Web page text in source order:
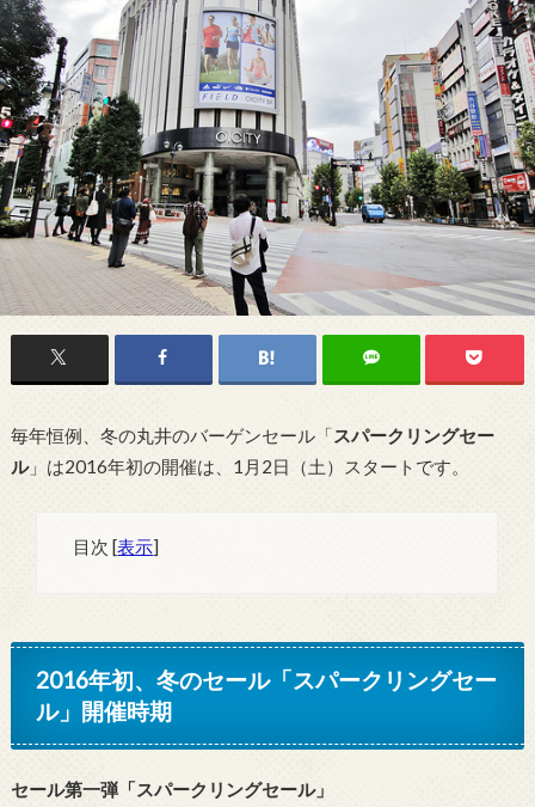
毎年恒例、冬の丸井のバーゲンセール「スパークリングセー
ル」は2016年初の開催は、1月2日（土）スタートです。
目次 [表示]
2016年初、冬のセール「スパークリングセー
ル」開催時期
セール第一弾「スパークリングセール」